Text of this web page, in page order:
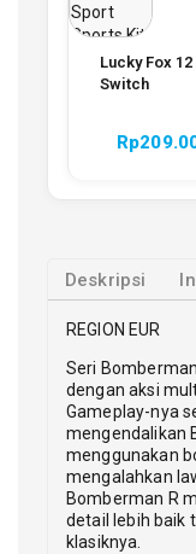
Lucky Fox
Switch
Rp
Deskripsi
REGION EUR
Seri
dengan aksi
Gameplay-nya
mengendalikan
menggunakan
mengalahkan
Bomberman R
detail lebih baik
klasiknya.